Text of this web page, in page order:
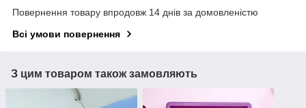
Повернення товару впродовж 14 днів за домовленістю
Всі умови повернення
З цим товаром також замовляють